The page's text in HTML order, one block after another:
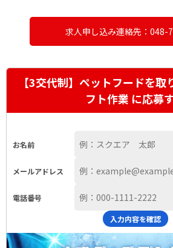
求人申し込み連絡先：048-
【3交代制】ペットフードを取
フト作業 に応募
お名前
メールアドレス
電話番号
入力内容を確認